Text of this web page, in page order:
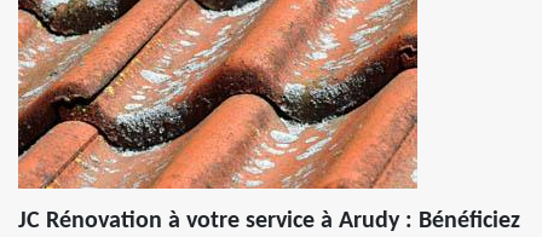
JC Rénovation à votre service à Arudy : Bénéficiez